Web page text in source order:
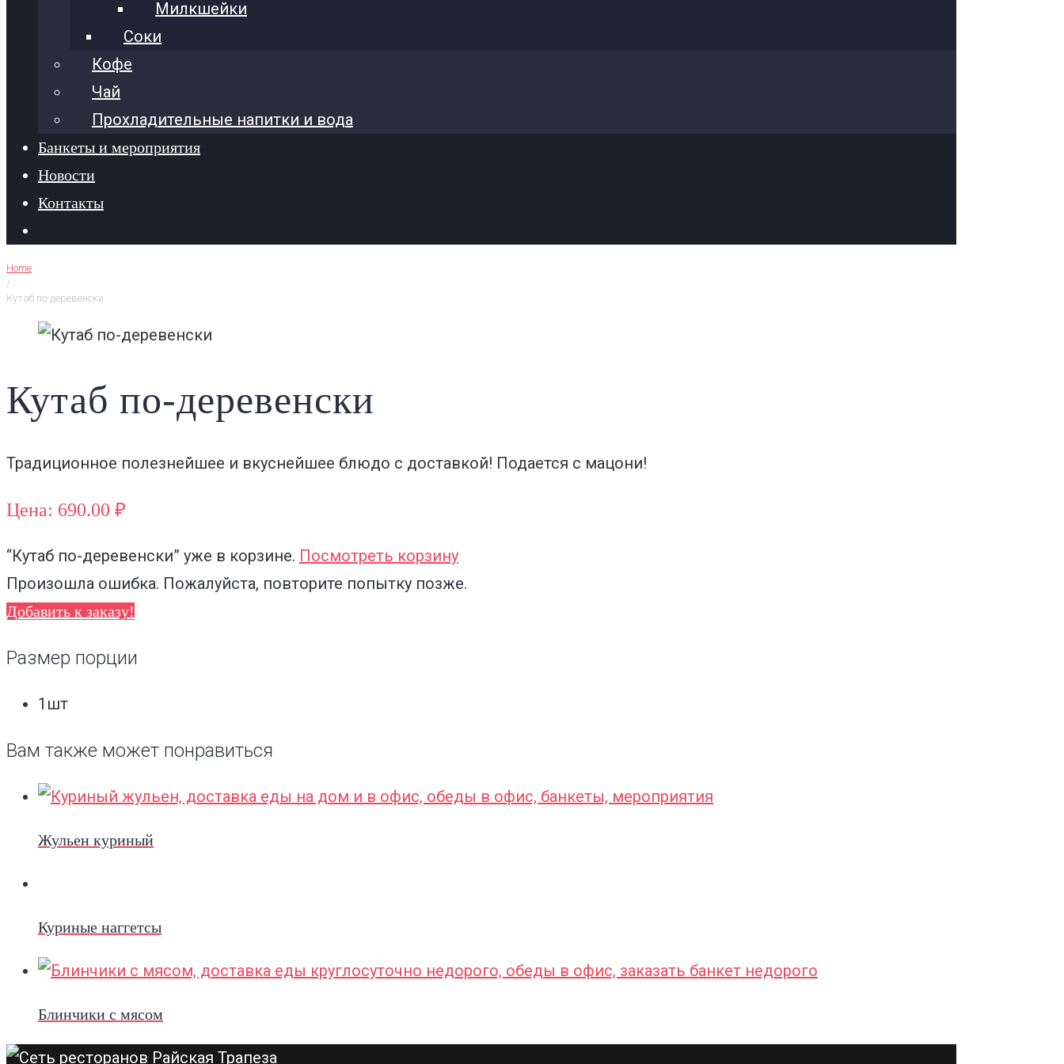
Милкшейки
Соки
Кофе
Чай
Прохладительные напитки и вода
Банкеты и мероприятия
Новости
Контакты
Home
/
Кутаб по-деревенски
Кутаб по-деревенски
Традиционное полезнейшее и вкуснейшее блюдо с доставкой! Подается с мацони!
Цена: 690.00 ₽
“Кутаб по-деревенски” уже в корзине. Посмотреть корзину
Произошла ошибка. Пожалуйста, повторите попытку позже.
Добавить к заказу!
Размер порции
1шт
Вам также может понравиться
Жульен куриный
Куриные наггетсы
Блинчики с мясом